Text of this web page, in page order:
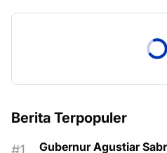
Berita Terpopuler
Gubernur Agustiar